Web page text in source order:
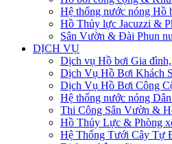
Hệ thống nước nóng Hồ
Hồ Thủy lực Jacuzzi &
Sân Vườn & Đài Phun
DỊCH VỤ
Dịch vụ Hồ bơi Gia
Dịch Vụ Hồ Bơi Khách
Dịch Vụ Hồ Bơi Công
Hệ thống nước nóng
Thi Công Sân Vườn &
Hồ Thủy Lực & Phòng
Hệ Thống Tưới Cây Tự